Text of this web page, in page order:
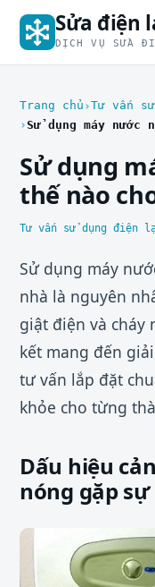
Sửa điện
DỊCH VỤ SỬA
Trang chủ Tư vấn
Sử dụng
thế nào
Tư vấn sử dụng điện
Sử dụng máy
nhà là nguyên
giật điện và cháy
kết mang đến
tư vấn lắp đặt
khỏe cho từng
Dấu hiệu
nóng gặp sự